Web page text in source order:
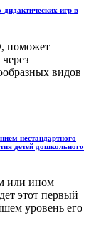
игр в
поможет
видов
нестандартного
детей дошкольного
или ином
этот первый
уровень его